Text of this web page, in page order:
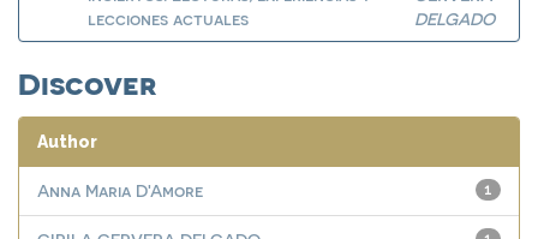
lecciones actuales
DELGADO
Discover
Author
1
Anna Maria D'Amore